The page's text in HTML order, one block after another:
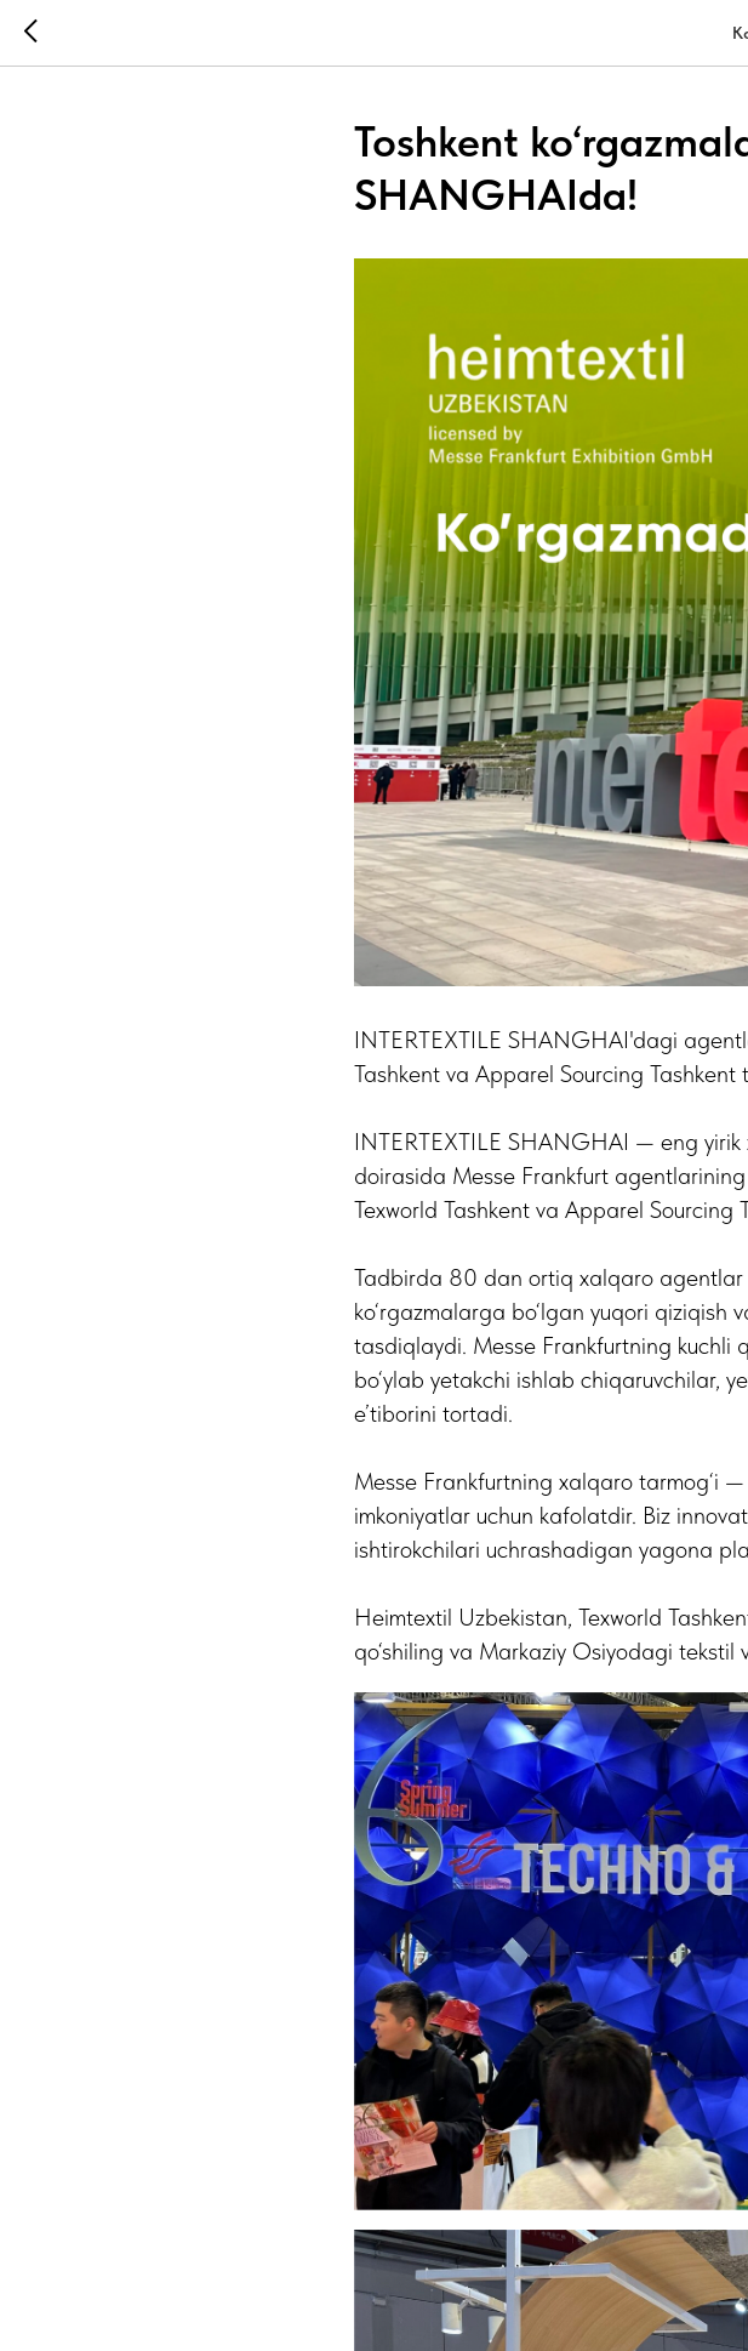
Toshkent
SHANGHAIda!
INTERTEXTILE SHANGHAI'dagi
Tashkent va Apparel Sourcing Tashkent
INTERTEXTILE SHANGHAI — eng yirik
doirasida Messe Frankfurt
Texworld Tashkent va Apparel Sourcing
Tadbirda 80 dan ortiq xalqaro agentlar
ko‘rgazmalarga bo‘lgan yuqori
tasdiqlaydi. Messe Frankfurtning kuchli
bo‘ylab yetakchi ishlab chiqaruvchilar,
e’tiborini tortadi.
Messe Frankfurtning xalqaro tarmog‘i
imkoniyatlar uchun kafolatdir. Biz
ishtirokchilari uchrashadigan yagona
Heimtextil Uzbekistan, Texworld
qo‘shiling va Markaziy Osiyodagi